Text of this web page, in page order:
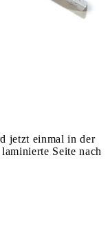
jetzt einmal in der
Seite nach